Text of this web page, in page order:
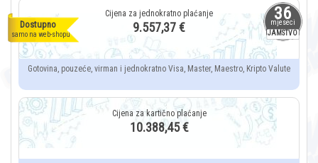
36
mjeseci
JAMSTVO
Dostupno
samo na web-shopu 9.557,37 €
Gotovina, pouzeće, virman i jednokratno Visa, Master, Maestro, Kripto Valute
10.388,45 €